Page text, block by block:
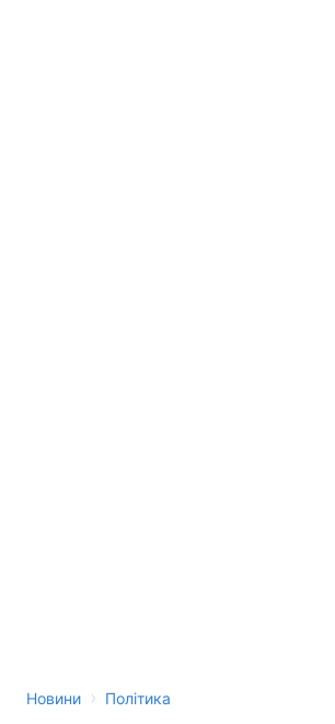
Новини › Політика